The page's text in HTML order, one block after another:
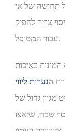
תחושה של אי
צריך להפיק
עבור המטופל.
באיכות
הנערות ליווי
מגוון גדול של
שבדי, שיאצו